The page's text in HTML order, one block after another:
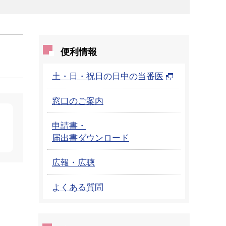
便利情報
土・日・祝日の日中の当番医
窓口のご案内
申請書・
届出書ダウンロード
広報・広聴
よくある質問